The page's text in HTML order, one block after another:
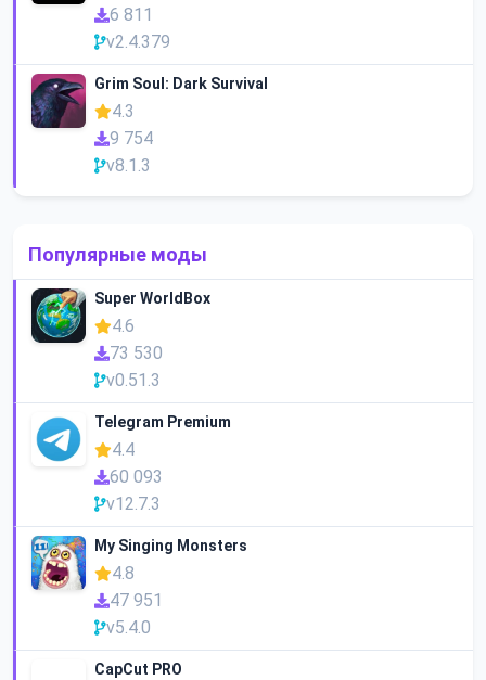
6 811
v2.4.379
Grim Soul: Dark Survival
4.3
9 754
v8.1.3
Популярные моды
Super WorldBox
4.6
73 530
v0.51.3
Telegram Premium
4.4
60 093
v12.7.3
My Singing Monsters
4.8
47 951
v5.4.0
CapCut PRO